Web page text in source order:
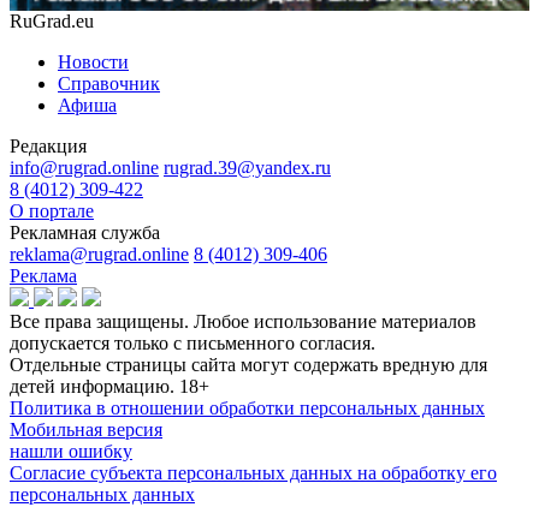
RuGrad.eu
Новости
Справочник
Афиша
Редакция
info@rugrad.online rugrad.39@yandex.ru
8 (4012) 309-422
О портале
Рекламная служба
reklama@rugrad.online 8 (4012) 309-406
Реклама
Все права защищены. Любое использование материалов
допускается только с письменного согласия.
Отдельные страницы сайта могут содержать вредную для
детей информацию. 18+
Политика в отношении обработки персональных данных
Мобильная версия
нашли ошибку
Согласие субъекта персональных данных на обработку его
персональных данных